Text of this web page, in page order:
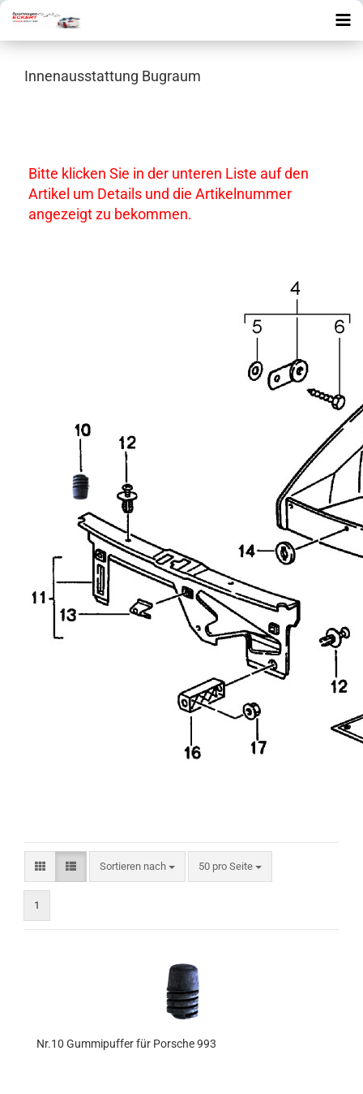
Innenausstattung Bugraum
Bitte klicken Sie in der unteren Liste auf den
Artikel um Details und die Artikelnummer
angezeigt zu bekommen.
Sortieren nach
Sortieren nach 50 pro Seite
pro Seite
1
Nr.10 Gummipuffer für Porsche 993